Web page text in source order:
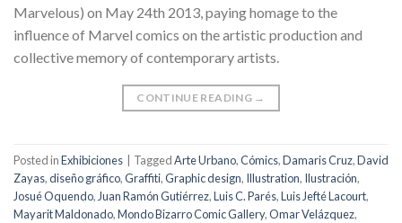
Marvelous) on May 24th 2013, paying homage to the
influence of Marvel comics on the artistic production and
collective memory of contemporary artists.
CONTINUE READING →
Posted inExhibiciones TaggedArte Urbano,Cómics,Damaris Cruz,David
Zayas,diseño gráfico,Graffiti,Graphic design, Illustration, Ilustración,
Josué Oquendo, Juan Ramón Gutiérrez,Luis C. Parés,Luis Jefté Lacourt,
Mayarit Maldonado,Mondo Bizarro Comic Gallery,Omar Velázquez,